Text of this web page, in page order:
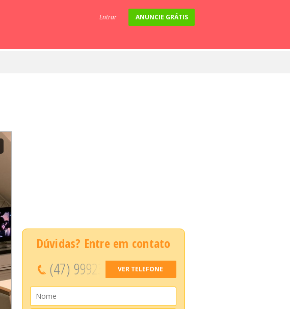
Entrar ANUNCIE GRÁTIS
Dúvidas? Entre em contato
(47) 99923 VER TELEFONE